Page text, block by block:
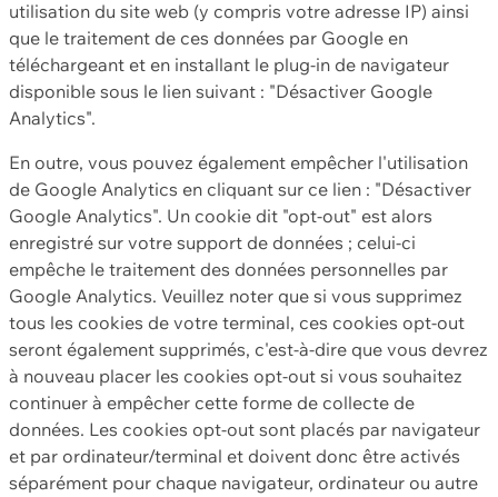
utilisation du site web (y compris votre adresse IP) ainsi
que le traitement de ces données par Google en
téléchargeant et en installant le plug-in de navigateur
disponible sous le lien suivant : "Désactiver Google
Analytics".
En outre, vous pouvez également empêcher l'utilisation
de Google Analytics en cliquant sur ce lien : "Désactiver
Google Analytics". Un cookie dit "opt-out" est alors
enregistré sur votre support de données ; celui-ci
empêche le traitement des données personnelles par
Google Analytics. Veuillez noter que si vous supprimez
tous les cookies de votre terminal, ces cookies opt-out
seront également supprimés, c'est-à-dire que vous devrez
à nouveau placer les cookies opt-out si vous souhaitez
continuer à empêcher cette forme de collecte de
données. Les cookies opt-out sont placés par navigateur
et par ordinateur/terminal et doivent donc être activés
séparément pour chaque navigateur, ordinateur ou autre